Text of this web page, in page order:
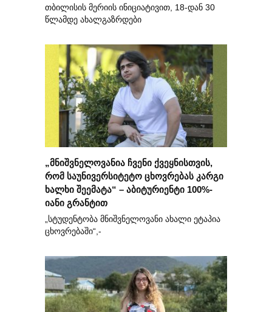
თბილისის მერიის ინიციატივით, 18-დან 30
წლამდე ახალგაზრდები
„მნიშვნელოვანია ჩვენი ქვეყნისთვის,
რომ საუნივერსიტეტო ცხოვრებას კარგი
ხალხი შეემატა“ – აბიტურიენტი 100%-
იანი გრანტით
„სტუდენტობა მნიშვნელოვანი ახალი ეტაპია
ცხოვრებაში“,-